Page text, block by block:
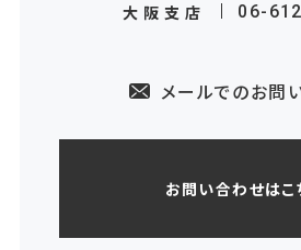
大阪支店 06-
メールでのお問
お問い合わせはこ